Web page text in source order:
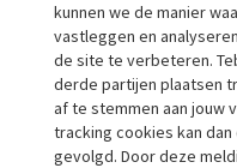
kunnen we de manier
vastleggen en
de site te verbeteren.
derde partijen plaatsen
af te stemmen aan jouw
tracking cookies kan
gevolgd. Door deze